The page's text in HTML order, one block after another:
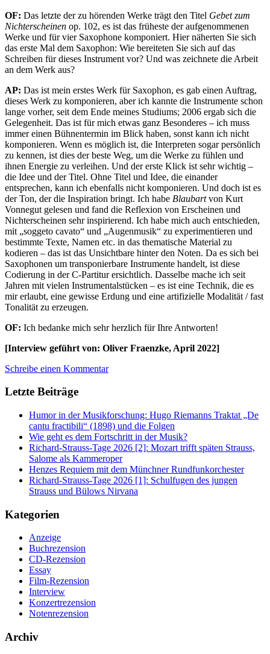
OF: Das letzte der zu hörenden Werke trägt den Titel Gebet zum
Nichterscheinen op. 102, es ist das früheste der aufgenommenen
Werke und für vier Saxophone komponiert. Hier näherten Sie sich
das erste Mal dem Saxophon: Wie bereiteten Sie sich auf das
Schreiben für dieses Instrument vor? Und was zeichnete die Arbeit
an dem Werk aus?
AP: Das ist mein erstes Werk für Saxophon, es gab einen Auftrag,
dieses Werk zu komponieren, aber ich kannte die Instrumente schon
lange vorher, seit dem Ende meines Studiums; 2006 ergab sich die
Gelegenheit. Das ist für mich etwas ganz Besonderes – ich muss
immer einen Bühnentermin im Blick haben, sonst kann ich nicht
komponieren. Wenn es möglich ist, die Interpreten sogar persönlich
zu kennen, ist dies der beste Weg, um die Werke zu fühlen und
ihnen Energie zu verleihen. Und der erste Klick ist sehr wichtig –
die Idee und der Titel. Ohne Titel und Idee, die einander
entsprechen, kann ich ebenfalls nicht komponieren. Und doch ist es
der Ton, der die Inspiration bringt. Ich habe Blaubartvon Kurt
Vonnegut gelesen und fand die Reflexion von Erscheinen und
Nichterscheinen sehr inspirierend. Ich habe mich auch entschieden,
mit „soggeto cavato“ und „Augenmusik“ zu experimentieren und
bestimmte Texte, Namen etc. in das thematische Material zu
kodieren – das ist das Unsichtbare hinter den Noten. Da es sich bei
Saxophonen um transponierbare Instrumente handelt, ist diese
Codierung in der C-Partitur ersichtlich. Dasselbe mache ich seit
Jahren mit vielen Instrumentalstücken – es ist eine Technik, die es
mir erlaubt, eine gewisse Erdung und eine artifizielle Modalität / fast
Tonalität zu erzeugen.
OF: Ich bedanke mich sehr herzlich für Ihre Antworten!
[Interview geführt von: Oliver Fraenzke, April 2022]
Schreibe einen Kommentar
Letzte Beiträge
Humor in der Musikforschung: Hugo Riemanns Traktat „De
cantu fractibili“ (1898) und die Folgen
Wie geht es dem Fortschritt in der Musik?
Richard-Strauss-Tage 2026 [2]: Mozart trifft späten Strauss,
Salome als Kammeroper
Henzes Requiem mit dem Münchner Rundfunkorchester
Richard-Strauss-Tage 2026 [1]: Schulfugen des jungen
Strauss und Bülows Nirvana
Kategorien
Anzeige
Buchrezension
CD-Rezension
Essay
Film-Rezension
Interview
Konzertrezension
Notenrezension
Archiv